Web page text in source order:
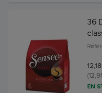
36
EN